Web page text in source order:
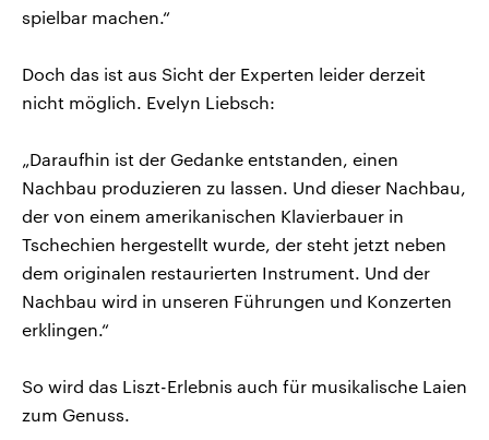
spielbar machen.“
Doch das ist aus Sicht der Experten leider derzeit
nicht möglich. Evelyn Liebsch:
„Daraufhin ist der Gedanke entstanden, einen
Nachbau produzieren zu lassen. Und dieser Nachbau,
der von einem amerikanischen Klavierbauer in
Tschechien hergestellt wurde, der steht jetzt neben
dem originalen restaurierten Instrument. Und der
Nachbau wird in unseren Führungen und Konzerten
erklingen.“
So wird das Liszt-Erlebnis auch für musikalische Laien
zum Genuss.